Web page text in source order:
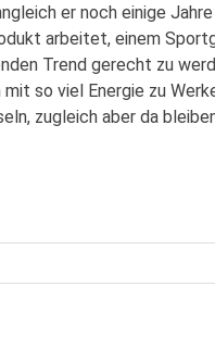
er noch einige
arbeitet, einem
Trend gerecht zu
so viel Energie zu
zugleich aber da